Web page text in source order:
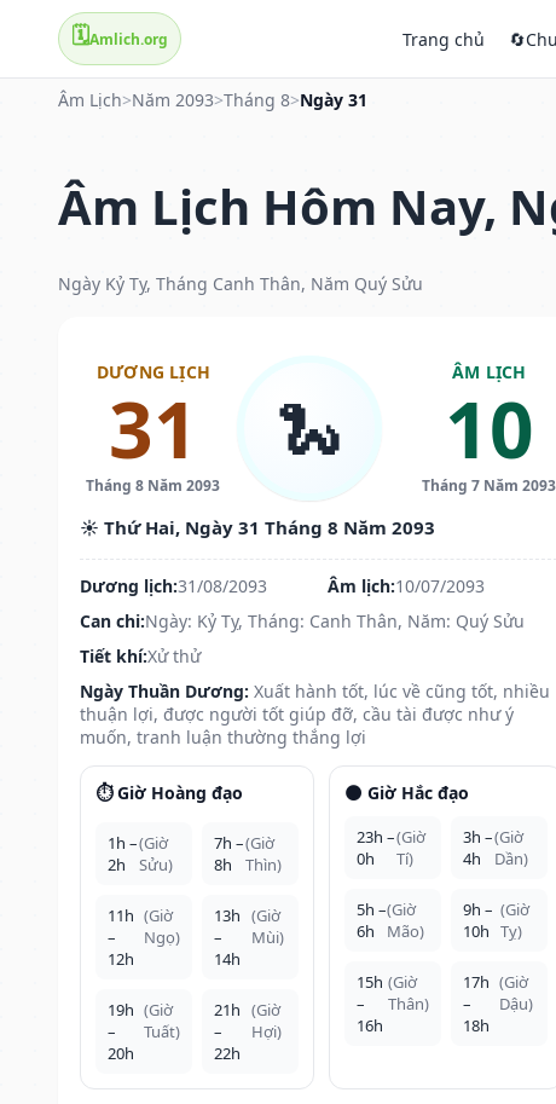
🗓️Amlich.org Trang chủ 🔄
Âm Lịch>Năm 2093>Tháng 8>Ngày 31
Âm Lịch Hôm Nay,
Ngày Kỷ Tỵ, Tháng Canh Thân, Năm Quý Sửu
DƯƠNG LỊCH
31
Tháng 8 Năm 2093
🐍
ÂM LỊCH
10
Tháng 7 Năm 2093
☀️ Thứ Hai, Ngày 31 Tháng 8 Năm 2093
Dương lịch:31/08/2093 Âm lịch:10/07/2093
Can chi:Ngày: Kỷ Tỵ, Tháng: Canh Thân, Năm: Quý Sửu
Tiết khí:Xử thử
Ngày Thuần Dương: Xuất hành tốt, lúc về cũng tốt, nhiều
thuận lợi, được người tốt giúp đỡ, cầu tài được như ý
muốn, tranh luận thường thắng lợi
⏱️ Giờ Hoàng đạo
1h –
2h
(Giờ
Sửu)
7h –
8h
(Giờ
Thìn)
11h
–
12h
(Giờ
Ngọ)
13h
–
14h
(Giờ
Mùi)
19h
–
20h
(Giờ
Tuất)
21h
–
22h
(Giờ
Hợi)
🌑 Giờ Hắc đạo
23h –
0h
(Giờ
Tí)
3h –
4h
(Giờ
Dần)
5h –
6h
(Giờ
Mão)
9h –
10h
(Giờ
Tỵ)
15h
–
16h
(Giờ
Thân)
17h
–
18h
(Giờ
Dậu)